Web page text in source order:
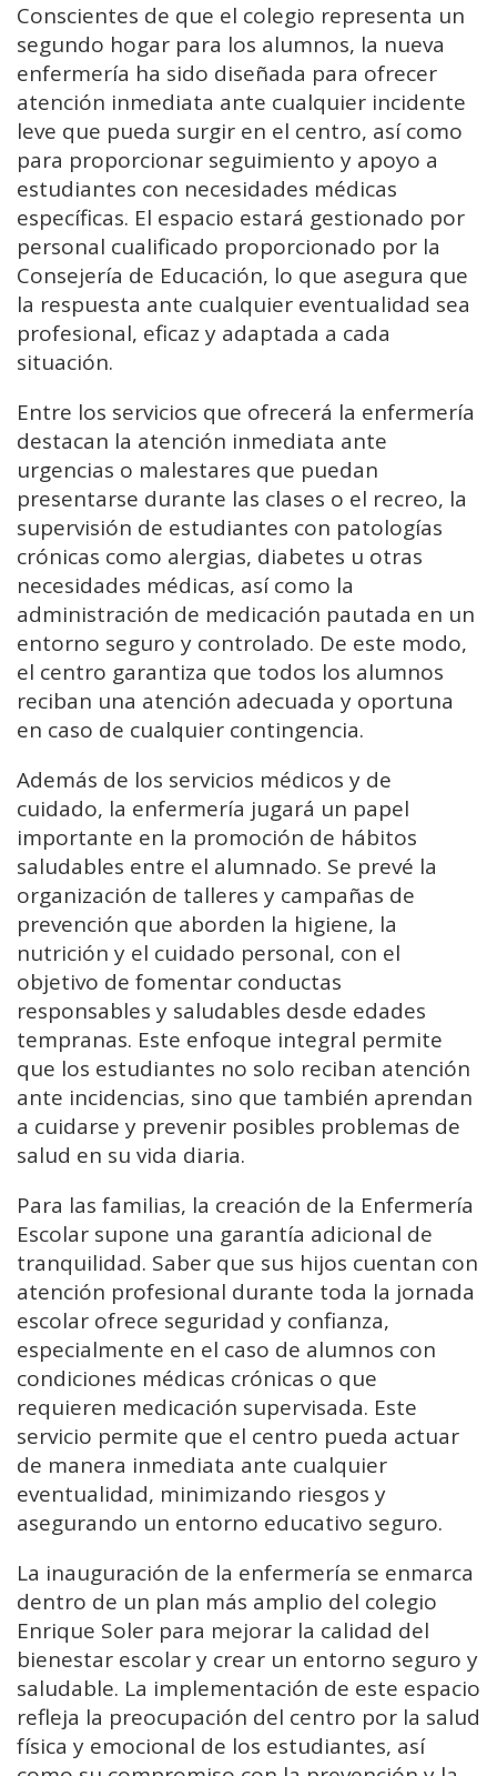
Conscientes de que el colegio representa un
segundo hogar para los alumnos, la nueva
enfermería ha sido diseñada para ofrecer
atención inmediata ante cualquier incidente
leve que pueda surgir en el centro, así como
para proporcionar seguimiento y apoyo a
estudiantes con necesidades médicas
específicas. El espacio estará gestionado por
personal cualificado proporcionado por la
Consejería de Educación, lo que asegura que
la respuesta ante cualquier eventualidad sea
profesional, eficaz y adaptada a cada
situación.
Entre los servicios que ofrecerá la enfermería
destacan la atención inmediata ante
urgencias o malestares que puedan
presentarse durante las clases o el recreo, la
supervisión de estudiantes con patologías
crónicas como alergias, diabetes u otras
necesidades médicas, así como la
administración de medicación pautada en un
entorno seguro y controlado. De este modo,
el centro garantiza que todos los alumnos
reciban una atención adecuada y oportuna
en caso de cualquier contingencia.
Además de los servicios médicos y de
cuidado, la enfermería jugará un papel
importante en la promoción de hábitos
saludables entre el alumnado. Se prevé la
organización de talleres y campañas de
prevención que aborden la higiene, la
nutrición y el cuidado personal, con el
objetivo de fomentar conductas
responsables y saludables desde edades
tempranas. Este enfoque integral permite
que los estudiantes no solo reciban atención
ante incidencias, sino que también aprendan
a cuidarse y prevenir posibles problemas de
salud en su vida diaria.
Para las familias, la creación de la Enfermería
Escolar supone una garantía adicional de
tranquilidad. Saber que sus hijos cuentan con
atención profesional durante toda la jornada
escolar ofrece seguridad y confianza,
especialmente en el caso de alumnos con
condiciones médicas crónicas o que
requieren medicación supervisada. Este
servicio permite que el centro pueda actuar
de manera inmediata ante cualquier
eventualidad, minimizando riesgos y
asegurando un entorno educativo seguro.
La inauguración de la enfermería se enmarca
dentro de un plan más amplio del colegio
Enrique Soler para mejorar la calidad del
bienestar escolar y crear un entorno seguro y
saludable. La implementación de este espacio
refleja la preocupación del centro por la salud
física y emocional de los estudiantes, así